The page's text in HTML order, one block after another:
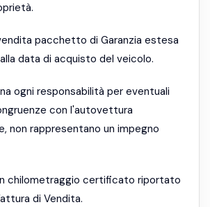
pacchetto di Garanzia estesa
data di acquisto del veicolo.
ogni responsabilità per eventuali
con l'autovettura
non rappresentano un impegno
chilometraggio certificato riportato
di Vendita.